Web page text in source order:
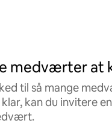
medværter at
til så mange
kan du invitere